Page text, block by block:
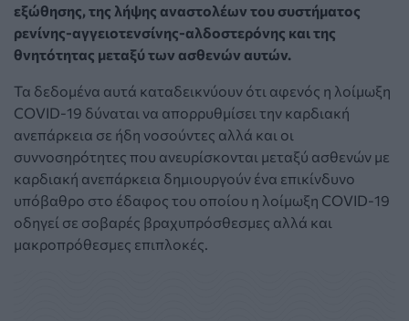
εξώθησης, της λήψης αναστολέων του συστήματος
ρενίνης-αγγειοτενσίνης-αλδοστερόνης και της
θνητότητας μεταξύ των ασθενών αυτών.
Τα δεδομένα αυτά καταδεικνύουν ότι αφενός η λοίμωξη
COVID-19 δύναται να απορρυθμίσει την καρδιακή
ανεπάρκεια σε ήδη νοσούντες αλλά και οι
συννοσηρότητες που ανευρίσκονται μεταξύ ασθενών με
καρδιακή ανεπάρκεια δημιουργούν ένα επικίνδυνο
υπόβαθρο στο έδαφος του οποίου η λοίμωξη COVID-19
οδηγεί σε σοβαρές βραχυπρόσθεσμες αλλά και
μακροπρόθεσμες επιπλοκές.